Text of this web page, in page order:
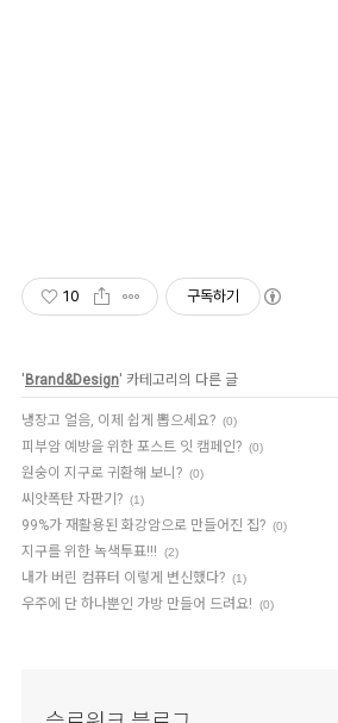
10 구독하기
'Brand&Design' 카테고리의 다른 글
냉장고 얼음, 이제 쉽게 뽑으세요? (0)
피부암 예방을 위한 포스트 잇 캠페인? (0)
원숭이 지구로 귀환해 보니? (0)
씨앗폭탄 자판기? (1)
99%가 재활용된 화강암으로 만들어진 집? (0)
지구를 위한 녹색투표!!! (2)
내가 버린 컴퓨터 이렇게 변신했다? (1)
우주에 단 하나뿐인 가방 만들어 드려요! (0)